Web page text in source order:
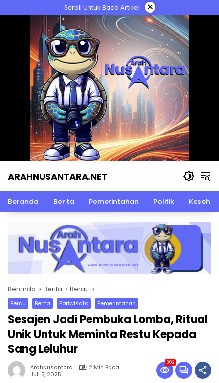
ke
Scroll Untuk Baca Artikel ×
ARAHNUSANTARA.NET
Beranda Berita Pemerintahan Politik
Beranda Berita Berau
Berau Berita Pariwisata Pemerintahan
Sesajen Jadi Pembuka Lomba, Ritual
Unik Untuk Meminta Restu Kepada
Sang Leluhur
ArahNusantara
2 Min Baca
Juli 5, 2025
302